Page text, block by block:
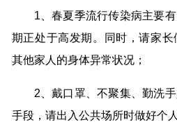
1、春夏季流行传染病主要
期正处于高发期。同时，请家
其他家人的身体异常状况；
2、戴口罩、不聚集、勤洗
手段，请出入公共场所时做好个